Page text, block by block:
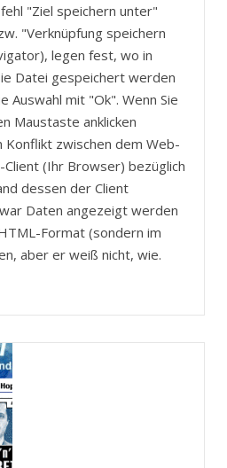
"Ziel speichern unter"
"Verknüpfung speichern
legen fest, wo in
Datei gespeichert werden
Auswahl mit "Ok". Wenn Sie
Maustaste anklicken
zwischen dem Web-
(Ihr Browser) bezüglich
dessen der Client
Daten angezeigt werden
Format (sondern im
aber er weiß nicht, wie.